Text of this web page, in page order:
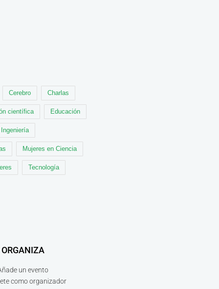
Cerebro Charlas
científica Educación
Ingeniería
Mujeres en Ciencia
Tecnología
ORGANIZA
un evento
como organizador